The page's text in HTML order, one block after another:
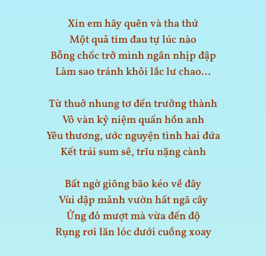
Xin em hãy quên và tha thứ
Một quả tim đau tự lúc nào
Bỗng chốc trở mình ngân nhịp đập
Làm sao tránh khỏi lắc lư chao…
Từ thuở nhung tơ đến trưởng thành
Vô vàn kỷ niệm quấn hồn anh
Yêu thương, ước nguyện tình hai đứa
Kết trái sum sê, trĩu nặng cành
Bất ngờ giông bão kéo về đây
Vùi dập mảnh vườn hất ngã cây
Ửng đỏ mượt mà vừa đến độ
Rụng rơi lăn lóc dưới cuồng xoay